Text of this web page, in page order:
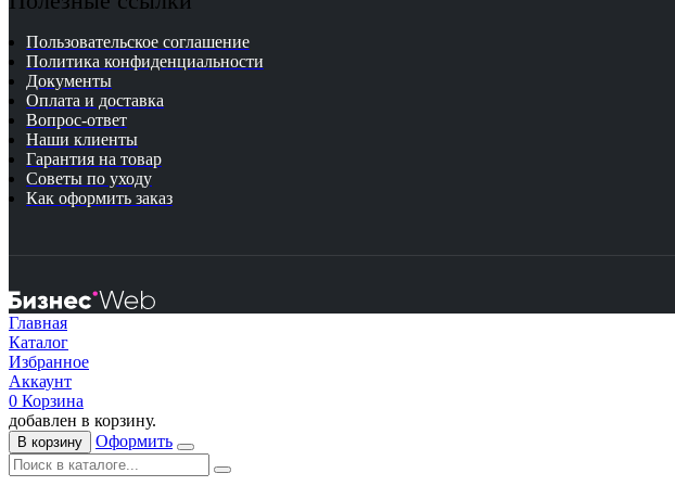
Пользовательское соглашение
Политика конфиденциальности
Документы
Оплата и доставка
Вопрос-ответ
Наши клиенты
Гарантия на товар
Советы по уходу
Как оформить заказ
Главная
Каталог
Избранное
Аккаунт
0 Корзина
добавлен в корзину.
В корзину Оформить